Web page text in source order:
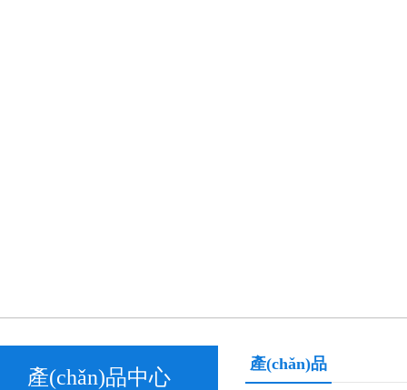
產(chǎn)品中心
產(chǎn)品